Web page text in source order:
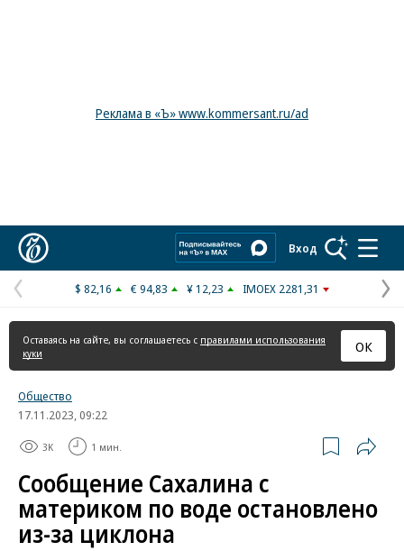
Реклама в «Ъ» www.kommersant.ru/ad
Вход
Предыдущая
страница
$ 82,16 € 94,83 ¥ 12,23 IMOEX 2281,31
Оставаясь на сайте, вы соглашаетесь с правилами использования
куки
ОК
Общество
17.11.2023, 09:22
3K 1 мин.
Сообщение Сахалина с
материком по воде остановлено
из-за циклона